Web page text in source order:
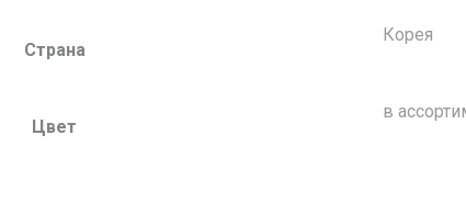
Страна
Корея
Цвет
в